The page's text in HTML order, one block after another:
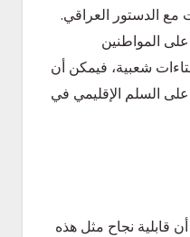
مع الدستور العراقي.
المواطنين
شعبية، فيمكن أن
السلم الإقليمي في
قابلية نجاح مثل هذه